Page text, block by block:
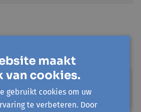
maakt
van cookies.
gebruikt cookies om uw
te verbeteren. Door